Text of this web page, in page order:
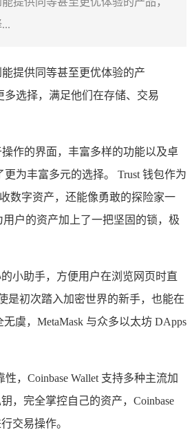
提供同等甚至更优体验的产
选择，满足他们在存储、交易
作的界面，丰富多样的功能以及卓
为丰富多元的选择。 Trust 钱包作为
数字资产，还能像勇敢的探险家一
户的资产加上了一把坚固的锁，极
小助手，方便用户在浏览网页时直
是初次踏入加密世界的新手，也能在
虞，MetaMask 与众多以太坊 DApps
，Coinbase Wallet 支持多种主流加
，完全掌控自己的资产，Coinbase
交易操作。